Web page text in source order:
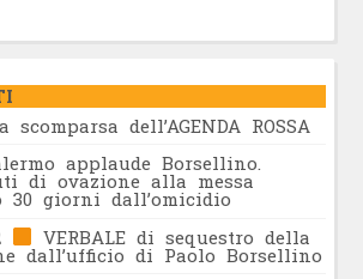
dell’AGENDA ROSSA
applaude Borsellino.
di ovazione alla messa
30 giorni dall’omicidio
VERBALE di sequestro della
dall’ufficio di Paolo Borsellino